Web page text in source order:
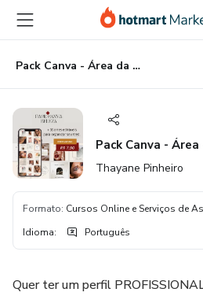
para
conteúdo
principal
para
pagamento
para
rodapé
Pack Canva - Área da beleza
Pack Canva -
Thayane Pinheiro
Formato: Cursos Online e Serviços de
Idioma: Português
Quer ter um perfil